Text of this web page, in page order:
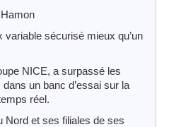
variable sécurisé mieux qu’un
NICE, a surpassé les
un banc d’essai sur la
réel.
Nord et ses filiales de ses